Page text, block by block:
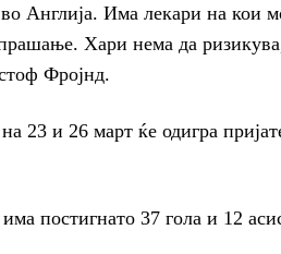
во Англија. Има лекари на кои
Хари нема да
Фројнд.
23 и 26 март ќе одигра
постигнато 37 гола и 12